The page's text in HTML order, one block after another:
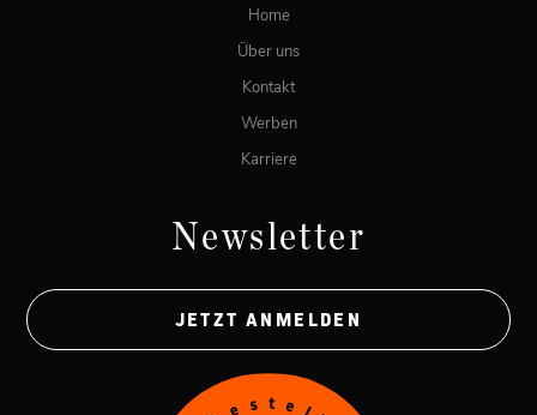
Home
Über uns
Kontakt
Werben
Karriere
Newsletter
JETZT ANMELDEN